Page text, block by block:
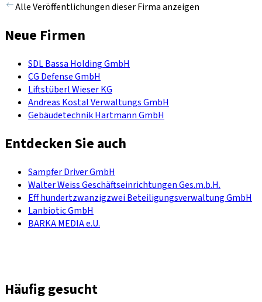
Alle Veröffentlichungen dieser Firma anzeigen
Neue Firmen
SDL Bassa Holding GmbH
CG Defense GmbH
Liftstüberl Wieser KG
Andreas Kostal Verwaltungs GmbH
Gebäudetechnik Hartmann GmbH
Entdecken Sie auch
Sampfer Driver GmbH
Walter Weiss Geschäftseinrichtungen Ges.m.b.H.
Eff hundertzwanzigzwei Beteiligungsverwaltung GmbH
Lanbiotic GmbH
BARKA MEDIA e.U.
Häufig gesucht